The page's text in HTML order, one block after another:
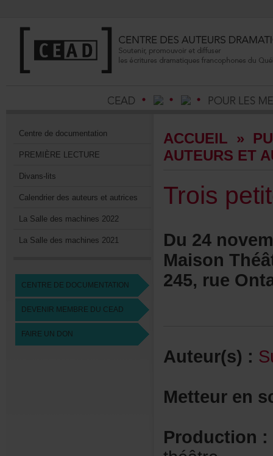
Centrededocumentation
PREMIÈRELECTURE
Divans-lits
Calendrierdesauteursetautrices
LaSalledesmachines2022
LaSalledesmachines2021
CENTREDEDOCUMENTATION
DEVENIRMEMBREDUCEAD
FAIREUNDON
ACCUEIL »
Auteur(s):
Production: